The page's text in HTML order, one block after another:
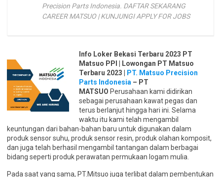
Precision Parts Indonesia. DAFTAR SEKARANG
CAREER MATSUO | KUNJUNGI APPLY FOR JOBS
Info Loker Bekasi Terbaru 2023 PT
Matsuo PPI | Lowongan PT Matsuo
Terbaru 2023 |
PT. Matsuo Precision
Parts Indonesia – PT
MATSUO Perusahaan kami didirikan
sebagai perusahaan kawat pegas dan
terus berlanjut hingga hari ini. Selama
waktu itu kami telah mengambil
keuntungan dari bahan-bahan baru untuk digunakan dalam
produk sensor suhu, produk sensor resin, produk olahan komposit,
dan juga telah berhasil mengambil tantangan dalam berbagai
bidang seperti produk perawatan permukaan logam mulia.
Pada saat yang sama, PT.Mitsuo juga terlibat dalam pembentukan